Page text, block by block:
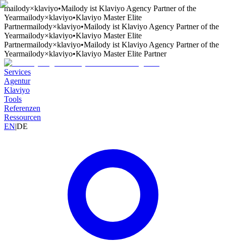
mailody×klaviyo•Mailody ist Klaviyo Agency Partner of the
Yearmailody×klaviyo•Klaviyo Master Elite
Partnermailody×klaviyo•Mailody ist Klaviyo Agency Partner of the
Yearmailody×klaviyo•Klaviyo Master Elite
Partnermailody×klaviyo•Mailody ist Klaviyo Agency Partner of the
Yearmailody×klaviyo•Klaviyo Master Elite Partner
Services
Agentur
Klaviyo
Tools
Referenzen
Ressourcen
EN|DE